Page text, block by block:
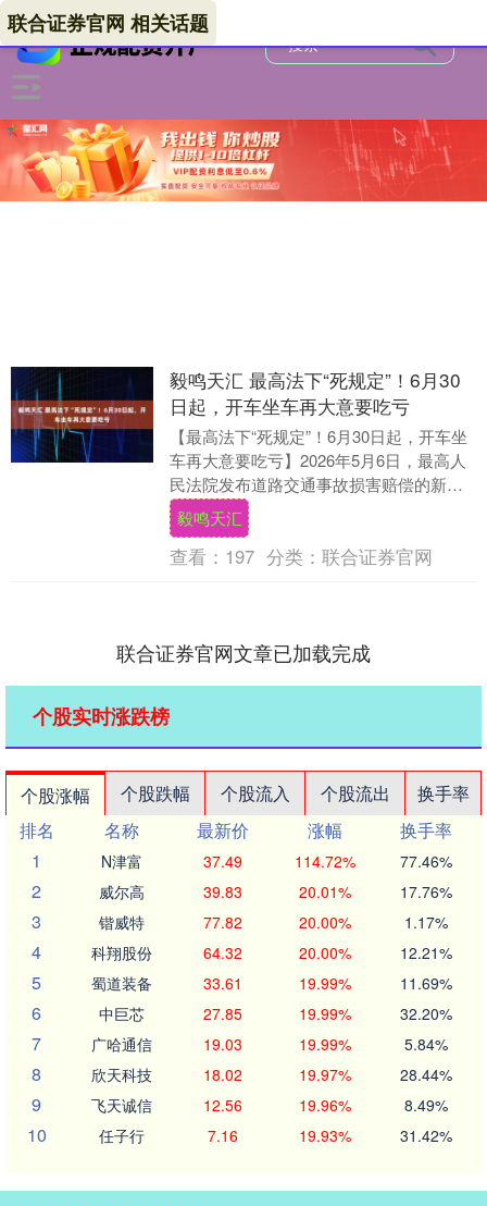
联合证券官网 相关话题
毅鸣天汇 最高法下“死规定”！6月30
日起，开车坐车再大意要吃亏
【最高法下“死规定”！6月30日起，开车坐
车再大意要吃亏】2026年5月6日，最高人
民法院发布道路交通事故损害赔偿的新解
释，自6月30日起在全国范围内要被强制
施....
毅鸣天汇
查看： 197 分类： 联合证券官网
联合证券官网文章已加载完成
个股实时涨跌榜
个股涨幅 个股跌幅 个股流入 个股流出
换手率
排名
名称 最新价 涨幅
换手率
1
N津富 37.49 114.72% 77.46%
2 威尔高 39.83 20.01% 17.76%
3 锴威特 77.82 20.00% 1.17%
4 科翔股份 64.32 20.00% 12.21%
5 蜀道装备 33.61 19.99% 11.69%
6 中巨芯 27.85 19.99% 32.20%
7 广哈通信 19.03 19.99% 5.84%
8 欣天科技 18.02 19.97% 28.44%
9 飞天诚信 12.56 19.96% 8.49%
10 任子行 7.16 19.93% 31.42%